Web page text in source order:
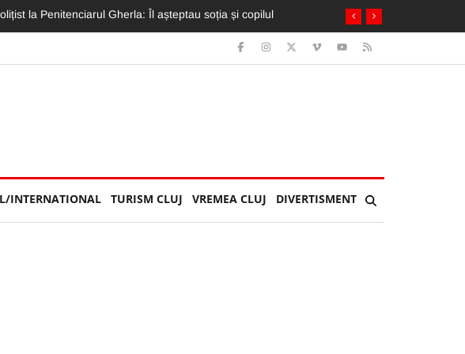
„L-a aruncat destul de urât”
INTERNATIONAL TURISM CLUJ VREMEA CLUJ DIVERTISMENT